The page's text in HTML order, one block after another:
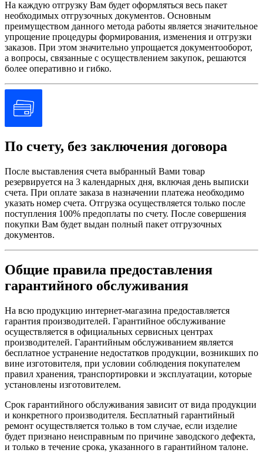
На каждую отгрузку Вам будет оформляться весь пакет
необходимых отгрузочных документов. Основным
преимуществом данного метода работы является значительное
упрощение процедуры формирования, изменения и отгрузки
заказов. При этом значительно упрощается документооборот,
а вопросы, связанные с осуществлением закупок, решаются
более оперативно и гибко.
По счету, без заключения договора
После выставления счета выбранный Вами товар
резервируется на 3 календарных дня, включая день выписки
счета. При оплате заказа в назначении платежа необходимо
указать номер счета. Отгрузка осуществляется только после
поступления 100% предоплаты по счету. После совершения
покупки Вам будет выдан полный пакет отгрузочных
документов.
Общие правила предоставления
гарантийного обслуживания
На всю продукцию интернет-магазина предоставляется
гарантия производителей. Гарантийное обслуживание
осуществляется в официальных сервисных центрах
производителей. Гарантийным обслуживанием является
бесплатное устранение недостатков продукции, возникших по
вине изготовителя, при условии соблюдения покупателем
правил хранения, транспортировки и эксплуатации, которые
установлены изготовителем.
Срок гарантийного обслуживания зависит от вида продукции
и конкретного производителя. Бесплатный гарантийный
ремонт осуществляется только в том случае, если изделие
будет признано неисправным по причине заводского дефекта,
и только в течение срока, указанного в гарантийном талоне.